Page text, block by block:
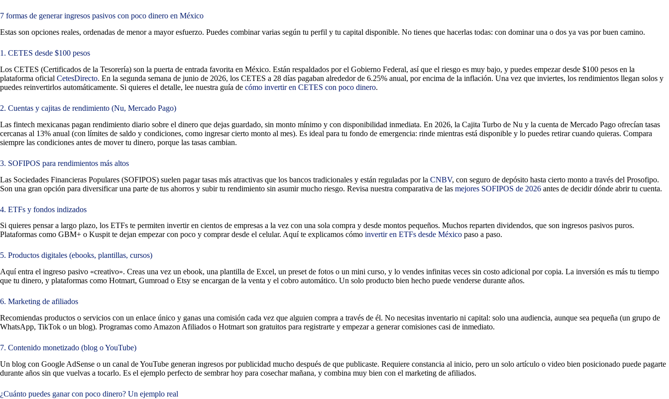
7 formas de generar ingresos pasivos con poco dinero en México
Estas son opciones reales, ordenadas de menor a mayor esfuerzo. Puedes combinar varias según tu perfil y tu capital disponible. No tienes que hacerlas todas: con dominar una o dos ya vas por buen camino.
1. CETES desde $100 pesos
Los CETES (Certificados de la Tesorería) son la puerta de entrada favorita en México. Están respaldados por el Gobierno Federal, así que el riesgo es muy bajo, y puedes empezar desde $100 pesos en la
plataforma oficial CetesDirecto. En la segunda semana de junio de 2026, los CETES a 28 días pagaban alrededor de 6.25% anual, por encima de la inflación. Una vez que inviertes, los rendimientos llegan solos y
puedes reinvertirlos automáticamente. Si quieres el detalle, lee nuestra guía de cómo invertir en CETES con poco dinero.
2. Cuentas y cajitas de rendimiento (Nu, Mercado Pago)
Las fintech mexicanas pagan rendimiento diario sobre el dinero que dejas guardado, sin monto mínimo y con disponibilidad inmediata. En 2026, la Cajita Turbo de Nu y la cuenta de Mercado Pago ofrecían tasas
cercanas al 13% anual (con límites de saldo y condiciones, como ingresar cierto monto al mes). Es ideal para tu fondo de emergencia: rinde mientras está disponible y lo puedes retirar cuando quieras. Compara
siempre las condiciones antes de mover tu dinero, porque las tasas cambian.
3. SOFIPOS para rendimientos más altos
Las Sociedades Financieras Populares (SOFIPOS) suelen pagar tasas más atractivas que los bancos tradicionales y están reguladas por la CNBV, con seguro de depósito hasta cierto monto a través del Prosofipo.
Son una gran opción para diversificar una parte de tus ahorros y subir tu rendimiento sin asumir mucho riesgo. Revisa nuestra comparativa de las mejores SOFIPOS de 2026 antes de decidir dónde abrir tu cuenta.
4. ETFs y fondos indizados
Si quieres pensar a largo plazo, los ETFs te permiten invertir en cientos de empresas a la vez con una sola compra y desde montos pequeños. Muchos reparten dividendos, que son ingresos pasivos puros.
Plataformas como GBM+ o Kuspit te dejan empezar con poco y comprar desde el celular. Aquí te explicamos cómo invertir en ETFs desde México paso a paso.
5. Productos digitales (ebooks, plantillas, cursos)
Aquí entra el ingreso pasivo «creativo». Creas una vez un ebook, una plantilla de Excel, un preset de fotos o un mini curso, y lo vendes infinitas veces sin costo adicional por copia. La inversión es más tu tiempo
que tu dinero, y plataformas como Hotmart, Gumroad o Etsy se encargan de la venta y el cobro automático. Un solo producto bien hecho puede venderse durante años.
6. Marketing de afiliados
Recomiendas productos o servicios con un enlace único y ganas una comisión cada vez que alguien compra a través de él. No necesitas inventario ni capital: solo una audiencia, aunque sea pequeña (un grupo de
WhatsApp, TikTok o un blog). Programas como Amazon Afiliados o Hotmart son gratuitos para registrarte y empezar a generar comisiones casi de inmediato.
7. Contenido monetizado (blog o YouTube)
Un blog con Google AdSense o un canal de YouTube generan ingresos por publicidad mucho después de que publicaste. Requiere constancia al inicio, pero un solo artículo o video bien posicionado puede pagarte
durante años sin que vuelvas a tocarlo. Es el ejemplo perfecto de sembrar hoy para cosechar mañana, y combina muy bien con el marketing de afiliados.
¿Cuánto puedes ganar con poco dinero? Un ejemplo real